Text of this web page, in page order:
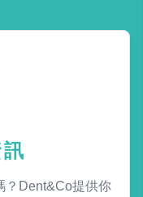
？Dent&Co提供你